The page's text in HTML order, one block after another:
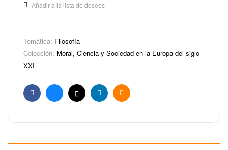
Añadir a la lista de deseos
Temática: Filosofía
Colección: Moral, Ciencia y Sociedad en la Europa del siglo
XXI
FacebookBlueskyX LinkedinEmail